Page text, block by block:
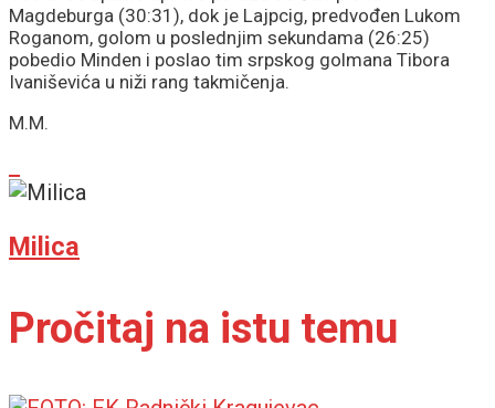
Magdeburga (30:31), dok je Lajpcig, predvođen Lukom
Roganom, golom u poslednjim sekundama (26:25)
pobedio Minden i poslao tim srpskog golmana Tibora
Ivaniševića u niži rang takmičenja.
M.M.
Milica
Pročitaj na istu temu